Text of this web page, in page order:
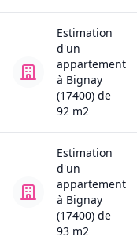
Estimation
d'un
appartement
à Bignay
(17400) de
92 m2
Estimation
d'un
appartement
à Bignay
(17400) de
93 m2